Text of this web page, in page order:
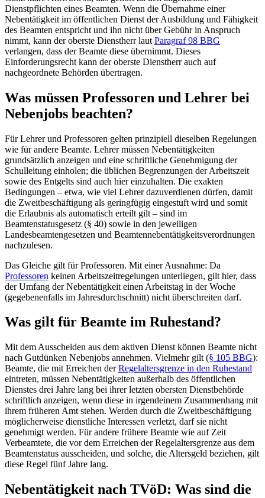
Dienstpflichten eines Beamten. Wenn die Übernahme einer
Nebentätigkeit im öffentlichen Dienst der Ausbildung und Fähigkeit
des Beamten entspricht und ihn nicht über Gebühr in Anspruch
nimmt, kann der oberste Dienstherr laut Paragraf 98 BBG
verlangen, dass der Beamte diese übernimmt. Dieses
Einforderungsrecht kann der oberste Dienstherr auch auf
nachgeordnete Behörden übertragen.
Was müssen Professoren und Lehrer bei
Nebenjobs beachten?
Für Lehrer und Professoren gelten prinzipiell dieselben Regelungen
wie für andere Beamte. Lehrer müssen Nebentätigkeiten
grundsätzlich anzeigen und eine schriftliche Genehmigung der
Schulleitung einholen; die üblichen Begrenzungen der Arbeitszeit
sowie des Entgelts sind auch hier einzuhalten. Die exakten
Bedingungen – etwa, wie viel Lehrer dazuverdienen dürfen, damit
die Zweitbeschäftigung als geringfügig eingestuft wird und somit
die Erlaubnis als automatisch erteilt gilt – sind im
Beamtenstatusgesetz (§ 40) sowie in den jeweiligen
Landesbeamtengesetzen und Beamtennebentätigkeitsverordnungen
nachzulesen.
Das Gleiche gilt für Professoren. Mit einer Ausnahme: Da
Professoren keinen Arbeitszeitregelungen unterliegen, gilt hier, dass
der Umfang der Nebentätigkeit einen Arbeitstag in der Woche
(gegebenenfalls im Jahresdurchschnitt) nicht überschreiten darf.
Was gilt für Beamte im Ruhestand?
Mit dem Ausscheiden aus dem aktiven Dienst können Beamte nicht
nach Gutdünken Nebenjobs annehmen. Vielmehr gilt (§ 105 BBG):
Beamte, die mit Erreichen derRegelaltersgrenze in den Ruhestand
eintreten, müssen Nebentätigkeiten außerhalb des öffentlichen
Dienstes drei Jahre lang bei ihrer letzten obersten Dienstbehörde
schriftlich anzeigen, wenn diese in irgendeinem Zusammenhang mit
ihrem früheren Amt stehen. Werden durch die Zweitbeschäftigung
möglicherweise dienstliche Interessen verletzt, darf sie nicht
genehmigt werden. Für andere frühere Beamte wie auf Zeit
Verbeamtete, die vor dem Erreichen der Regelaltersgrenze aus dem
Beamtenstatus ausscheiden, und solche, die Altersgeld beziehen, gilt
diese Regel fünf Jahre lang.
Nebentätigkeit nach TVöD: Was sind die